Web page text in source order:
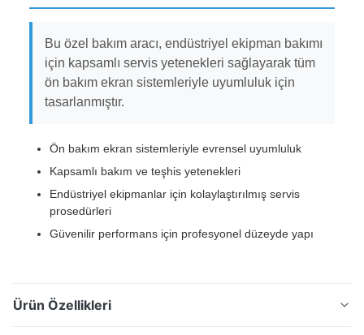
Bu özel bakım aracı, endüstriyel ekipman bakımı
için kapsamlı servis yetenekleri sağlayarak tüm
ön bakım ekran sistemleriyle uyumluluk için
tasarlanmıştır.
Ön bakım ekran sistemleriyle evrensel uyumluluk
Kapsamlı bakım ve teşhis yetenekleri
Endüstriyel ekipmanlar için kolaylaştırılmış servis
prosedürleri
Güvenilir performans için profesyonel düzeyde yapı
Ürün Özellikleri